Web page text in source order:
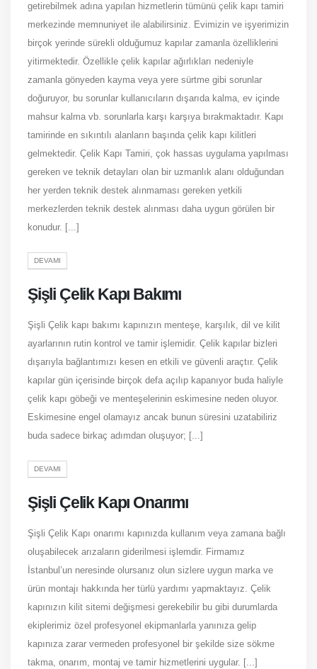
getirebilmek adına yapılan hizmetlerin tümünü çelik kapı tamiri
merkezinde memnuniyet ile alabilirsiniz. Evimizin ve işyerimizin
birçok yerinde sürekli olduğumuz kapılar zamanla özelliklerini
yitirmektedir. Özellikle çelik kapılar ağırlıkları nedeniyle
zamanla gönyeden kayma veya yere sürtme gibi sorunlar
doğuruyor, bu sorunlar kullanıcıların dışarıda kalma, ev içinde
mahsur kalma vb. sorunlarla karşı karşıya bırakmaktadır. Kapı
tamirinde en sıkıntılı alanların başında çelik kapı kilitleri
gelmektedir. Çelik Kapı Tamiri, çok hassas uygulama yapılması
gereken ve teknik detayları olan bir uzmanlık alanı olduğundan
her yerden teknik destek alınmaması gereken yetkili
merkezlerden teknik destek alınması daha uygun görülen bir
konudur. [...]
DEVAMI
Şişli Çelik Kapı Bakımı
Şişli Çelik kapı bakımı kapınızın menteşe, karşılık, dil ve kilit
ayarlarının rutin kontrol ve tamir işlemidir. Çelik kapılar bizleri
dışarıyla bağlantımızı kesen en etkili ve güvenli araçtır. Çelik
kapılar gün içerisinde birçok defa açılıp kapanıyor buda haliyle
çelik kapı göbeği ve menteşelerinin eskimesine neden oluyor.
Eskimesine engel olamayız ancak bunun süresini uzatabiliriz
buda sadece birkaç adımdan oluşuyor; [...]
DEVAMI
Şişli Çelik Kapı Onarımı
Şişli Çelik Kapı onarımı kapınızda kullanım veya zamana bağlı
oluşabilecek arızaların giderilmesi işlemdir. Firmamız
İstanbul’un neresinde olursanız olun sizlere uygun marka ve
ürün montajı hakkında her türlü yardımı yapmaktayız. Çelik
kapınızın kilit sitemi değişmesi gerekebilir bu gibi durumlarda
ekiplerimiz özel profesyonel ekipmanlarla yanınıza gelip
kapınıza zarar vermeden profesyonel bir şekilde size sökme
takma, onarım, montaj ve tamir hizmetlerini uygular. [...]